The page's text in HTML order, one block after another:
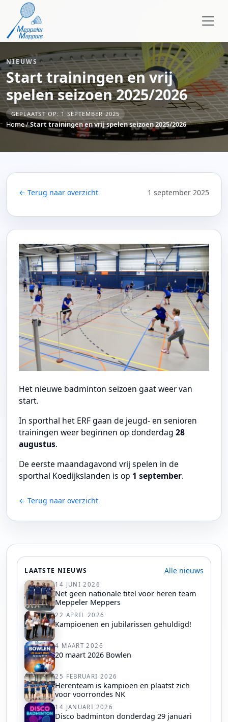
NIEUWS
Start trainingen en vrij
spelen seizoen 2025/2026
GEPLAATST OP: 1 SEPTEMBER 2025
Home/Start trainingen en vrij spelen seizoen 2025/2026
← Terug naar overzicht 1 september 2025
Het nieuwe badminton seizoen gaat weer van
start.
In sporthal het ERF gaan de jeugd- en senioren
trainingen weer beginnen op donderdag 28
augustus.
De eerste maandagavond vrij spelen in de
sporthal Koedijkslanden is op 1 september.
← Terug naar overzicht
LAATSTE NIEUWS Alle nieuws
14 JUNI 2026
Net geen nationale titel voor heren team
Meppeler Meppers
22 APRIL 2026
Kampioenen en jubilarissen gehuldigd!
4 MAART 2026
20 maart 2026 Bowlen
25 FEBRUARI 2026
Herenteam is kampioen en plaatst zich
voor voorrondes NK
14 JANUARI 2026
Disco badminton donderdag 29 januari